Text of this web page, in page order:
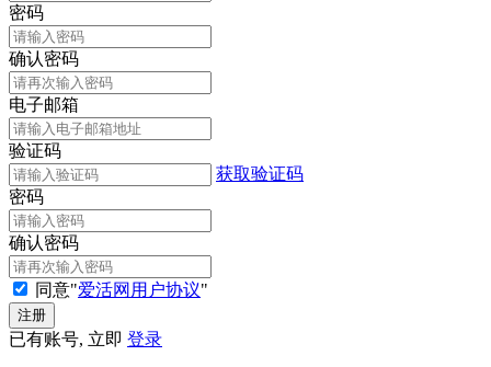
密码
确认密码
电子邮箱
验证码
获取验证码
密码
确认密码
同意"爱活网用户协议"
已有账号, 立即 登录